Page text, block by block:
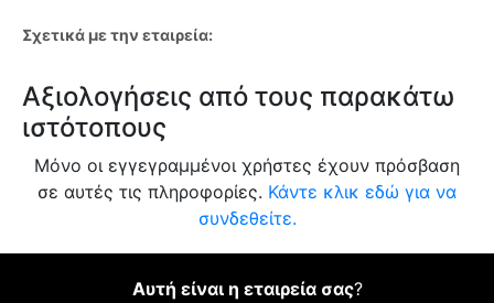
Σχετικά με την εταιρεία:
Αξιολογήσεις από τους παρακάτω
ιστότοπους
Μόνο οι εγγεγραμμένοι χρήστες έχουν πρόσβαση
σε αυτές τις πληροφορίες. Κάντε κλικ εδώ για να
συνδεθείτε.
Αυτή είναι η εταιρεία σας?